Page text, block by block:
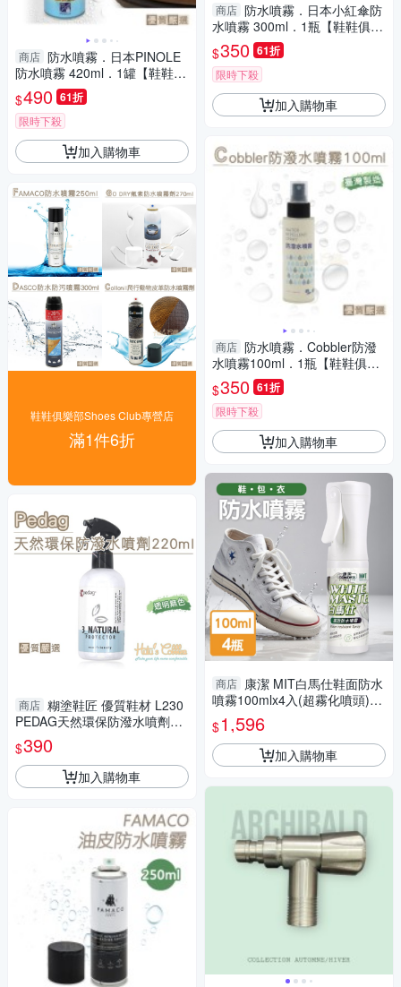
商店 防水噴霧．日本PINOLE
防水噴霧 420ml．1罐【鞋鞋俱
樂部】【906-L51】
$490 61折
限時下殺
加入購物車
鞋鞋俱樂部Shoes Club專營店
滿1件6折
商店 糊塗鞋匠 優質鞋材 L230
PEDAG天然環保防潑水噴劑22
0ml 透明無色 水性成分 無臭味
$390
加入購物車
商店 防水噴霧．日本小紅傘防
水噴霧 300ml．1瓶【鞋鞋俱樂
部】【906-L176】
$350 61折
限時下殺
加入購物車
商店 防水噴霧．Cobbler防潑
水噴霧100ml．1瓶【鞋鞋俱樂
部】【906-L211】
$350 61折
限時下殺
加入購物車
商店 康潔 MIT白馬仕鞋面防水
噴霧100mlx4入(超霧化噴頭)
【MP0397】(SP0334M)
$1,596
加入購物車